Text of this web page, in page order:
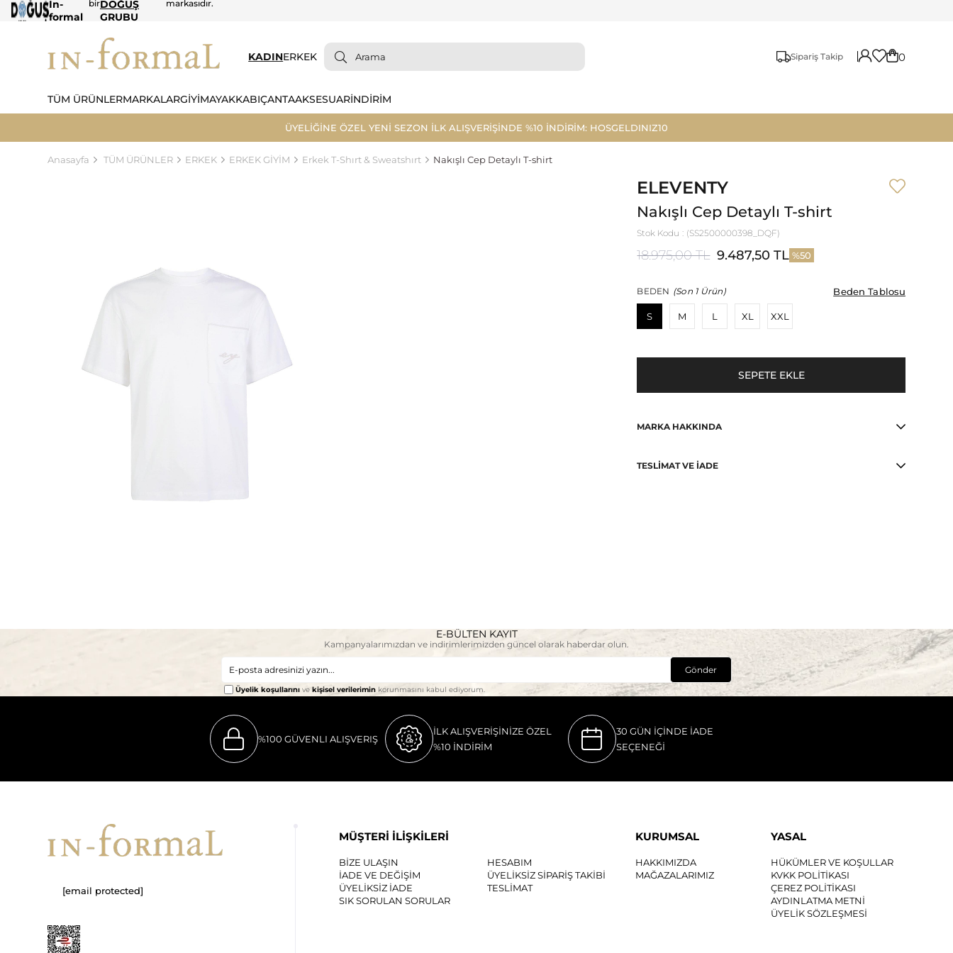
In-
formal
birDOĞUŞ
GRUBU
markasıdır.
KADINERKEK Sipariş Takip 0
TÜM ÜRÜNLERMARKALARGİYİMAYAKKABIÇANTAAKSESUARİNDİRİM
ÜYELİĞİNE ÖZEL YENİ SEZON İLK ALIŞVERİŞİNDE %10 İNDİRİM: HOSGELDINIZ10
Anasayfa TÜM ÜRÜNLER ERKEK ERKEK GİYİM Erkek T-Shırt & Sweatshırt Nakışlı Cep Detaylı T-shirt
ELEVENTY
Nakışlı Cep Detaylı T-shirt
Stok Kodu (SS2500000398_DQF)
18.975,00 TL 9.487,50 TL 50
BEDEN (Son 1 Ürün) Beden Tablosu
Beden Tablosu
S M L XL XXL
MARKA HAKKINDA
TESLIMAT VE İADE
E-BÜLTEN KAYIT
Kampanyalarımızdan ve indirimlerimizden güncel olarak haberdar olun.
Gönder
Üyelik koşullarını ve kişisel verilerimin korunmasını kabul ediyorum.
%100 GÜVENLI ALIŞVERIŞ
İLK ALIŞVERİŞİNİZE ÖZEL
%10 İNDİRİM
30 GÜN İÇİNDE İADE
SEÇENEĞİ
[email protected]
MÜŞTERİ İLİŞKİLERİ
BİZE ULAŞIN
HESABIM
İADE VE DEĞİŞİM
ÜYELİKSİZ SİPARİŞ TAKİBİ
ÜYELİKSİZ İADE
TESLİMAT
SIK SORULAN SORULAR
KURUMSAL
HAKKIMIZDA
MAĞAZALARIMIZ
YASAL
HÜKÜMLER VE KOŞULLAR
KVKK POLİTİKASI
ÇEREZ POLİTİKASI
AYDINLATMA METNİ
ÜYELİK SÖZLEŞMESİ